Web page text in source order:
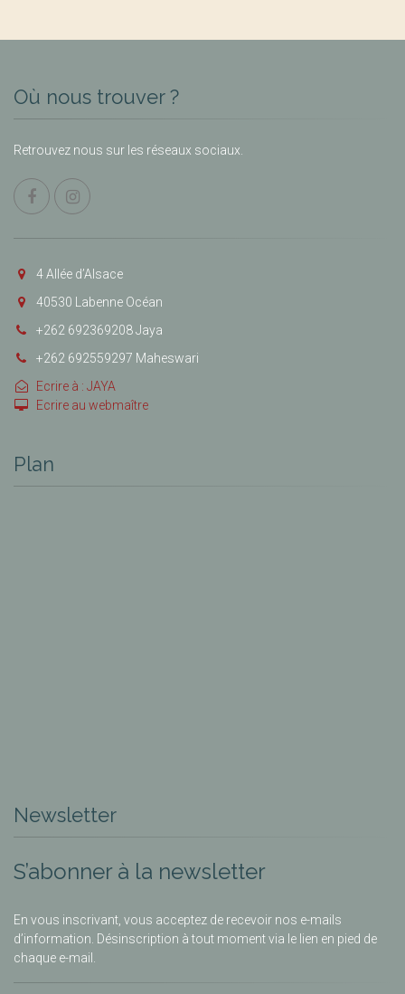
Où nous trouver ?
Retrouvez nous sur les réseaux sociaux.
4 Allée d’Alsace
40530 Labenne Océan
+262 692369208 Jaya
+262 692559297 Maheswari
Ecrire à : JAYA
Ecrire au webmaître
Plan
Newsletter
S’abonner à la newsletter
En vous inscrivant, vous acceptez de recevoir nos e-mails
d’information. Désinscription à tout moment via le lien en pied de
chaque e-mail.